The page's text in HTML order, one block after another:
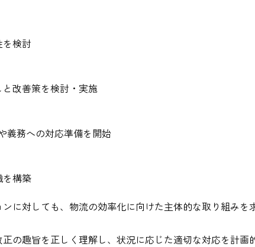
を検討
改善策を検討・実施
義務への対応準備を開始
を構築
に対しても、物流の効率化に向けた主体的な取り組みを
の趣旨を正しく理解し、状況に応じた適切な対応を計画